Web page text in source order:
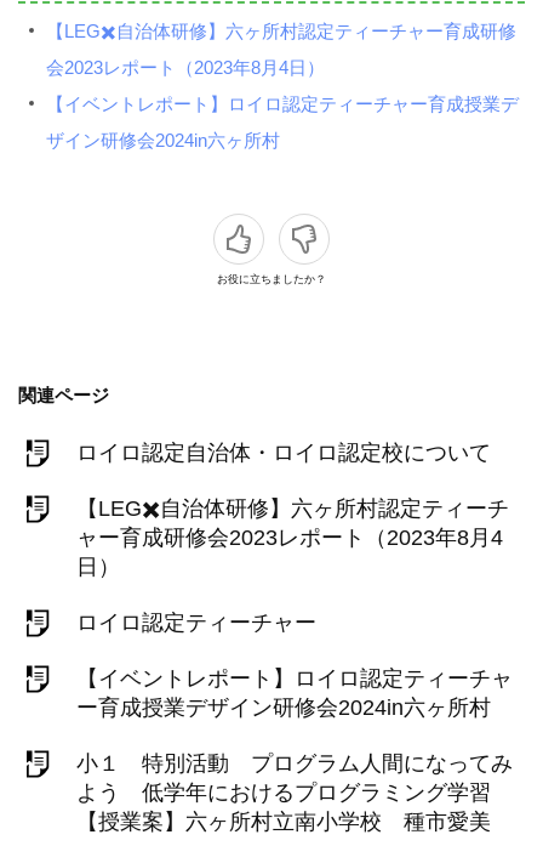
【LEG✖️自治体研修】六ヶ所村認定ティーチャー育成研修
会2023レポート（2023年8月4日）
【イベントレポート】ロイロ認定ティーチャー育成授業デ
ザイン研修会2024in六ヶ所村
お役に立ちましたか？
関連ページ
ロイロ認定自治体・ロイロ認定校について
【LEG✖️自治体研修】六ヶ所村認定ティーチ
ャー育成研修会2023レポート（2023年8月4
日）
ロイロ認定ティーチャー
【イベントレポート】ロイロ認定ティーチャ
ー育成授業デザイン研修会2024in六ヶ所村
小１ 特別活動 プログラム人間になってみ
よう 低学年におけるプログラミング学習
【授業案】六ヶ所村立南小学校 種市愛美